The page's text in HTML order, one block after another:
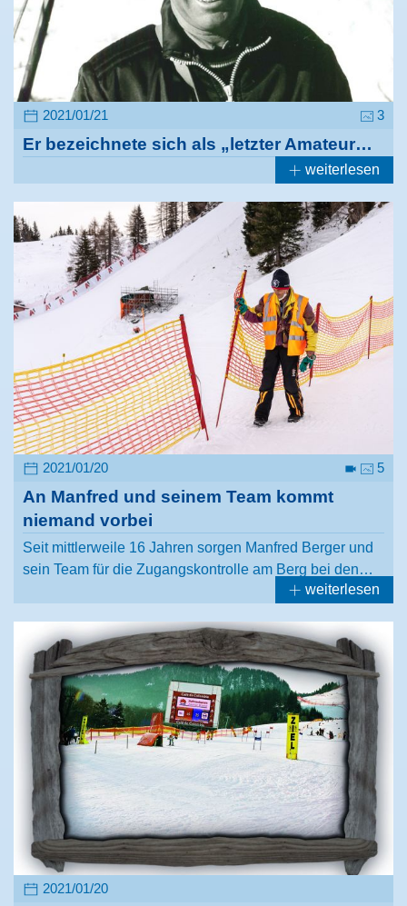
2021/01/21 3
Er bezeichnete sich als „letzter Amateur…
weiterlesen
2021/01/20 5
An Manfred und seinem Team kommt
niemand vorbei
Seit mittlerweile 16 Jahren sorgen Manfred Berger und
sein Team für die Zugangskontrolle am Berg bei den…
weiterlesen
2021/01/20